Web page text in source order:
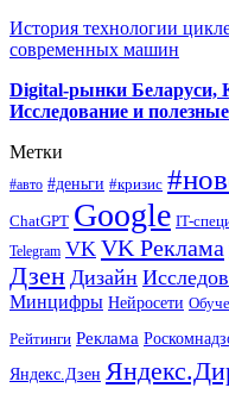
История технологии
современных машин
Digital-рынки Беларуси,
Исследование и
Метки
#авто #деньги #кризис
ChatGPT Google IT-
Telegram VK VK Реклама
Дзен Дизайн
Минцифры Нейросети
Рейтинги Реклама
Яндекс.Дзен